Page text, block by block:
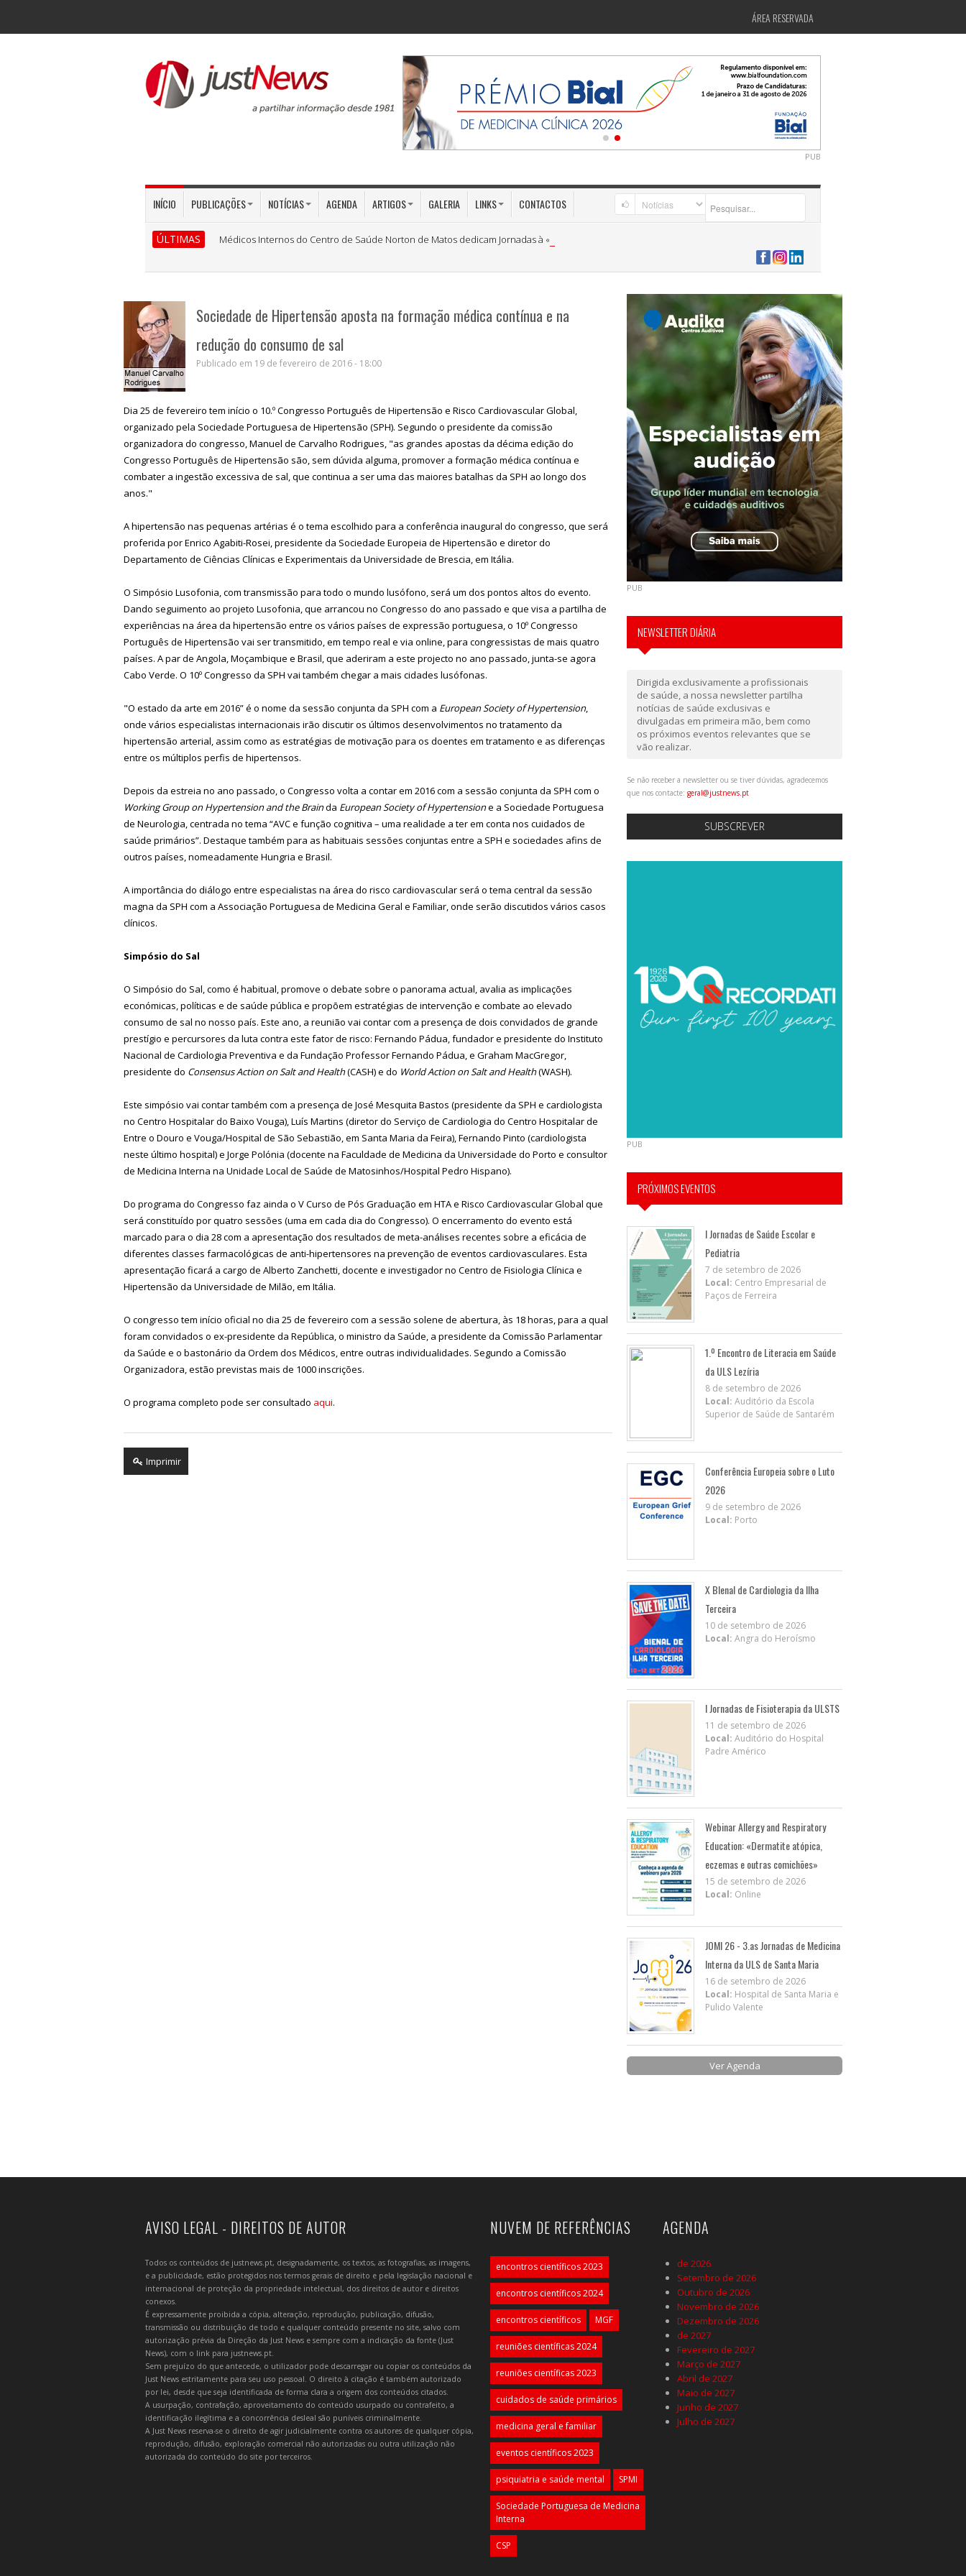
ÁREA RESERVADA
PUB
INÍCIO PUBLICAÇÕES NOTÍCIAS AGENDA ARTIGOS GALERIA LINKS CONTACTOS
ÚLTIMAS Médicos Internos do Centro de Saúde Norton de Matos dedicam Jornadas à «Medicina Preventiva»
Sociedade de Hipertensão aposta na formação médica contínua e na
redução do consumo de sal
Publicado em 19 de fevereiro de 2016 - 18:00
Dia 25 de fevereiro tem início o 10.º Congresso Português de Hipertensão e Risco Cardiovascular Global,
organizado pela Sociedade Portuguesa de Hipertensão (SPH). Segundo o presidente da comissão
organizadora do congresso, Manuel de Carvalho Rodrigues, "as grandes apostas da décima edição do
Congresso Português de Hipertensão são, sem dúvida alguma, promover a formação médica contínua e
combater a ingestão excessiva de sal, que continua a ser uma das maiores batalhas da SPH ao longo dos
anos."
A hipertensão nas pequenas artérias é o tema escolhido para a conferência inaugural do congresso, que será
proferida por Enrico Agabiti-Rosei, presidente da Sociedade Europeia de Hipertensão e diretor do
Departamento de Ciências Clínicas e Experimentais da Universidade de Brescia, em Itália.
O Simpósio Lusofonia, com transmissão para todo o mundo lusófono, será um dos pontos altos do evento.
Dando seguimento ao projeto Lusofonia, que arrancou no Congresso do ano passado e que visa a partilha de
experiências na área da hipertensão entre os vários países de expressão portuguesa, o 10º Congresso
Português de Hipertensão vai ser transmitido, em tempo real e via online, para congressistas de mais quatro
países. A par de Angola, Moçambique e Brasil, que aderiram a este projecto no ano passado, junta-se agora
Cabo Verde. O 10º Congresso da SPH vai também chegar a mais cidades lusófonas.
"O estado da arte em 2016” é o nome da sessão conjunta da SPH com a European Society of Hypertension,
onde vários especialistas internacionais irão discutir os últimos desenvolvimentos no tratamento da
hipertensão arterial, assim como as estratégias de motivação para os doentes em tratamento e as diferenças
entre os múltiplos perfis de hipertensos.
Depois da estreia no ano passado, o Congresso volta a contar em 2016 com a sessão conjunta da SPH com o
Working Group on Hypertension and the Brainda European Society of Hypertensione a Sociedade Portuguesa
de Neurologia, centrada no tema “AVC e função cognitiva – uma realidade a ter em conta nos cuidados de
saúde primários”. Destaque também para as habituais sessões conjuntas entre a SPH e sociedades afins de
outros países, nomeadamente Hungria e Brasil.
A importância do diálogo entre especialistas na área do risco cardiovascular será o tema central da sessão
magna da SPH com a Associação Portuguesa de Medicina Geral e Familiar, onde serão discutidos vários casos
clínicos.
Simpósio do Sal
O Simpósio do Sal, como é habitual, promove o debate sobre o panorama actual, avalia as implicações
económicas, políticas e de saúde pública e propõem estratégias de intervenção e combate ao elevado
consumo de sal no nosso país. Este ano, a reunião vai contar com a presença de dois convidados de grande
prestígio e percursores da luta contra este fator de risco: Fernando Pádua, fundador e presidente do Instituto
Nacional de Cardiologia Preventiva e da Fundação Professor Fernando Pádua, e Graham MacGregor,
presidente do Consensus Action on Salt and Health(CASH) e do World Action on Salt and Health(WASH).
Este simpósio vai contar também com a presença de José Mesquita Bastos (presidente da SPH e cardiologista
no Centro Hospitalar do Baixo Vouga), Luís Martins (diretor do Serviço de Cardiologia do Centro Hospitalar de
Entre o Douro e Vouga/Hospital de São Sebastião, em Santa Maria da Feira), Fernando Pinto (cardiologista
neste último hospital) e Jorge Polónia (docente na Faculdade de Medicina da Universidade do Porto e consultor
de Medicina Interna na Unidade Local de Saúde de Matosinhos/Hospital Pedro Hispano).
Do programa do Congresso faz ainda o V Curso de Pós Graduação em HTA e Risco Cardiovascular Global que
será constituído por quatro sessões (uma em cada dia do Congresso). O encerramento do evento está
marcado para o dia 28 com a apresentação dos resultados de meta-análises recentes sobre a eficácia de
diferentes classes farmacológicas de anti-hipertensores na prevenção de eventos cardiovasculares. Esta
apresentação ficará a cargo de Alberto Zanchetti, docente e investigador no Centro de Fisiologia Clínica e
Hipertensão da Universidade de Milão, em Itália.
O congresso tem início oficial no dia 25 de fevereiro com a sessão solene de abertura, às 18 horas, para a qual
foram convidados o ex-presidente da República, o ministro da Saúde, a presidente da Comissão Parlamentar
da Saúde e o bastonário da Ordem dos Médicos, entre outras individualidades. Segundo a Comissão
Organizadora, estão previstas mais de 1000 inscrições.
O programa completo pode ser consultado aqui.
Imprimir
PUB
NEWSLETTER DIÁRIA
Dirigida exclusivamente a profissionais
de saúde, a nossa newsletter partilha
notícias de saúde exclusivas e
divulgadas em primeira mão, bem como
os próximos eventos relevantes que se
vão realizar.
Se não receber a newsletter ou se tiver dúvidas, agradecemos
que nos contacte: geral@justnews.pt
SUBSCREVER
PUB
PRÓXIMOS EVENTOS
I Jornadas de Saúde Escolar e
Pediatria
7 de setembro de 2026
Local: Centro Empresarial de
Paços de Ferreira
1.º Encontro de Literacia em Saúde
da ULS Lezíria
8 de setembro de 2026
Local: Auditório da Escola
Superior de Saúde de Santarém
Conferência Europeia sobre o Luto
2026
9 de setembro de 2026
Local: Porto
X BIenal de Cardiologia da Ilha
Terceira
10 de setembro de 2026
Local: Angra do Heroísmo
I Jornadas de Fisioterapia da ULSTS
11 de setembro de 2026
Local: Auditório do Hospital
Padre Américo
Webinar Allergy and Respiratory
Education: «Dermatite atópica,
eczemas e outras comichões»
15 de setembro de 2026
Local: Online
JOMI 26 - 3.as Jornadas de Medicina
Interna da ULS de Santa Maria
16 de setembro de 2026
Local: Hospital de Santa Maria e
Pulido Valente
Ver Agenda
AVISO LEGAL - DIREITOS DE AUTOR
Todos os conteúdos de justnews.pt, designadamente, os textos, as fotografias, as imagens,
e a publicidade, estão protegidos nos termos gerais de direito e pela legislação nacional e
internacional de proteção da propriedade intelectual, dos direitos de autor e direitos
conexos.
É expressamente proibida a cópia, alteração, reprodução, publicação, difusão,
transmissão ou distribuição de todo e qualquer conteúdo presente no site, salvo com
autorização prévia da Direção da Just News e sempre com a indicação da fonte (Just
News), com o link para justnews.pt.
Sem prejuízo do que antecede, o utilizador pode descarregar ou copiar os conteúdos da
Just News estritamente para seu uso pessoal. O direito à citação é também autorizado
por lei, desde que seja identificada de forma clara a origem dos conteúdos citados.
A usurpação, contrafação, aproveitamento do conteúdo usurpado ou contrafeito, a
identificação ilegítima e a concorrência desleal são puníveis criminalmente.
A Just News reserva-se o direito de agir judicialmente contra os autores de qualquer cópia,
reprodução, difusão, exploração comercial não autorizadas ou outra utilização não
autorizada do conteúdo do site por terceiros.
NUVEM DE REFERÊNCIAS
encontros científicos 2023
encontros científicos 2024
encontros científicos MGF
reuniões científicas 2024
reuniões científicas 2023
cuidados de saúde primários
medicina geral e familiar
eventos científicos 2023
psiquiatria e saúde mental SPMI
Sociedade Portuguesa de Medicina
Interna
CSP
AGENDA
de 2026
Setembro de 2026
Outubro de 2026
Novembro de 2026
Dezembro de 2026
de 2027
Fevereiro de 2027
Março de 2027
Abril de 2027
Maio de 2027
Junho de 2027
Julho de 2027